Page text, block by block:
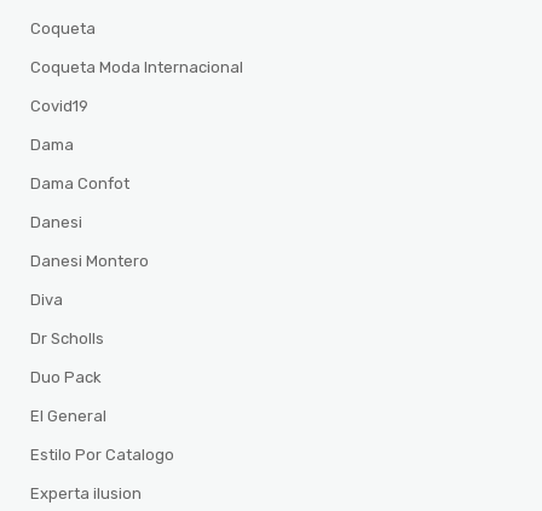
Coqueta
Coqueta Moda Internacional
Covid19
Dama
Dama Confot
Danesi
Danesi Montero
Diva
Dr Scholls
Duo Pack
El General
Estilo Por Catalogo
Experta ilusion